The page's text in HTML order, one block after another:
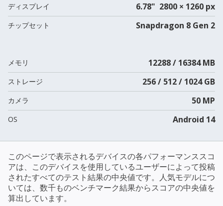
ディスプレイ 6.78" 2800 × 1260 px
チップセット Snapdragon 8 Gen 2
メモリ 12288 / 16384 MB
ストレージ 256 / 512 / 1024 GB
カメラ 50 MP
OS Android 14
このページで表示されるデバイスの各パフォーマンススコ
アは、このデバイスを使用しているユーザーによって投稿
されたすべてのテスト結果の中央値です。人気モデルにつ
いては、数千ものベンチマーク結果からスコアの中央値を
算出しています。